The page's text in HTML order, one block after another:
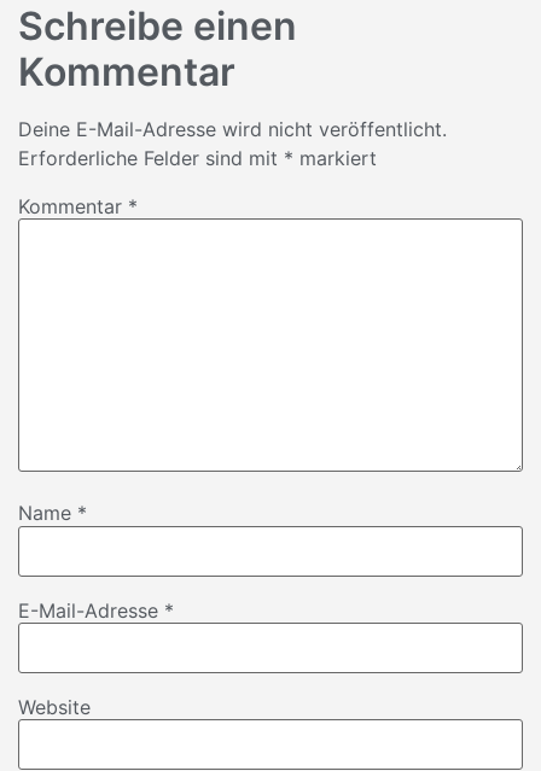
Schreibe einen
Kommentar
Deine E-Mail-Adresse wird nicht veröffentlicht.
Erforderliche Felder sind mit * markiert
Kommentar *
Name *
E-Mail-Adresse *
Website